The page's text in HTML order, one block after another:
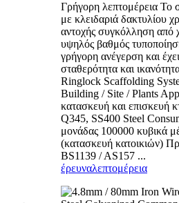
Γρήγορη λεπτομέρεια Το
με κλειδαριά δακτυλίου
αντοχής συγκόλληση από
υψηλός βαθμός
γρήγορη ανέγερση και
σταθερότητα και
Ringlock Scaffolding
Building / Site / Plants
κατασκευή και επισκευή
Q345, SS400 Steel
μονάδας 100000 κυβικά
(κατασκευή κατοικιών)
BS1139 / AS157 ...
έρευναλεπτομέρεια